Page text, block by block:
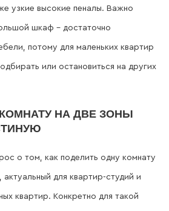
узкие высокие пеналы. Важно
шкаф – достаточно
потому для маленьких квартир
или остановиться на других
НА ДВЕ ЗОНЫ
о том, как поделить одну комнату
для квартир-студий и
квартир. Конкретно для такой